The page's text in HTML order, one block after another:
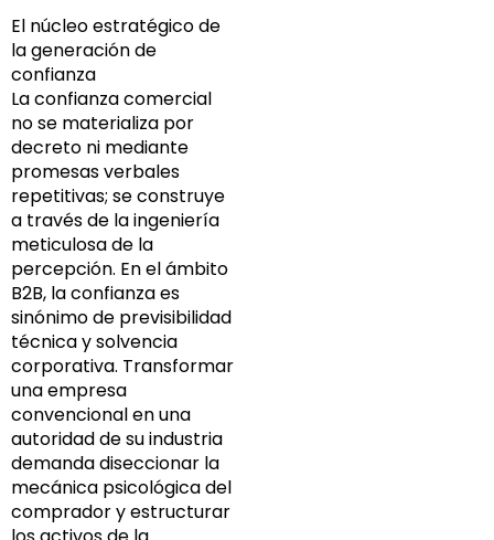
El núcleo estratégico de
la generación de
confianza
La confianza comercial
no se materializa por
decreto ni mediante
promesas verbales
repetitivas; se construye
a través de la ingeniería
meticulosa de la
percepción. En el ámbito
B2B, la confianza es
sinónimo de previsibilidad
técnica y solvencia
corporativa. Transformar
una empresa
convencional en una
autoridad de su industria
demanda diseccionar la
mecánica psicológica del
comprador y estructurar